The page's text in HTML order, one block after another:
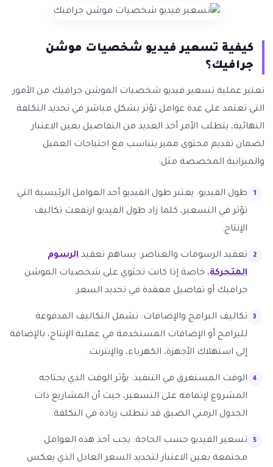
كيفية تسعير فيديو شخصيات موشن
جرافيك؟
تعتبر عملية تسعير فيديو شخصيات الموشن جرافيك من الأمور
التي تعتمد على عدة عوامل تؤثر بشكل مباشر في تحديد التكلفة
النهائية، يتطلب الأمر أخذ العديد من التفاصيل بعين الاعتبار
لضمان تقديم محتوى مميز يتناسب مع احتياجات العميل
والميزانية المخصصة مثل:
طول الفيديو: يعتبر طول الفيديو أحد العوامل الرئيسية التي
تؤثر في التسعير، كلما زاد طول الفيديو ارتفعت تكاليف
الإنتاج.
تعقيد الرسومات والعناصر: يساهم تعقيد الرسوم
المتحركة، خاصة إذا كانت تحتوي على شخصيات الموشن
جرافيك أو تفاصيل معقدة في تحديد السعر.
تكاليف البرامج والإضافات: تشمل التكاليف المدفوعة
للبرامج أو الإضافات المستخدمة في عملية الإنتاج، بالإضافة
إلى استهلاك الأجهزة، الكهرباء، والإنترنت.
الوقت المستغرق في التنفيذ: يؤثر الوقت الذي يحتاجه
المشروع لإتمامه على التسعير، حيث أن المشاريع ذات
الجدول الزمني الضيق قد تتطلب زيادة في التكلفة.
تسعير الفيديو حسب الحاجة: يجب أخذ هذه العوامل
مجتمعة بعين الاعتبار لتحديد السعر العادل الذي يعكس